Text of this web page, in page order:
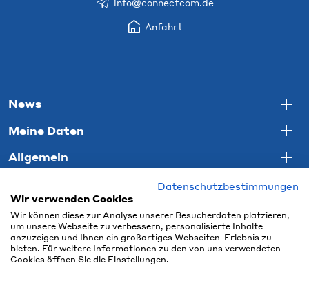
info@connectcom.de
Anfahrt
News
Meine Daten
Allgemein
Datenschutzbestimmungen
Wir verwenden Cookies
Wir können diese zur Analyse unserer Besucherdaten platzieren,
um unsere Webseite zu verbessern, personalisierte Inhalte
anzuzeigen und Ihnen ein großartiges Webseiten-Erlebnis zu
bieten. Für weitere Informationen zu den von uns verwendeten
Cookies öffnen Sie die Einstellungen.